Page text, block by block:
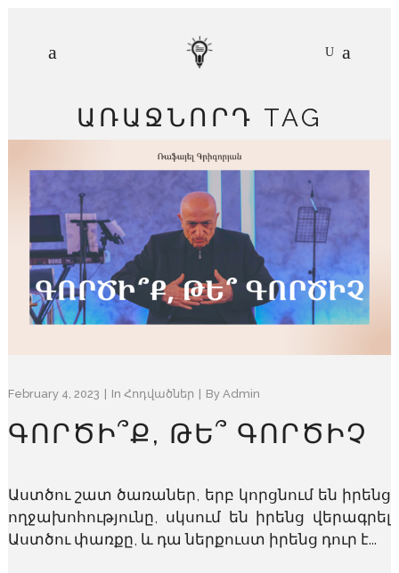
ԱՌԱՋՆՈՐԴ TAG
February 4, 2023 In Հոդվածներ By Admin
ԳՈՐԾԻ՞Ք, ԹԵ՞ ԳՈՐԾԻՉ
Աստծու շատ ծառաներ, երբ կորցնում են իրենց
ողջախոհությունը, սկսում են իրենց վերագրել
Աստծու փառքը, և դա ներքուստ իրենց դուր է...